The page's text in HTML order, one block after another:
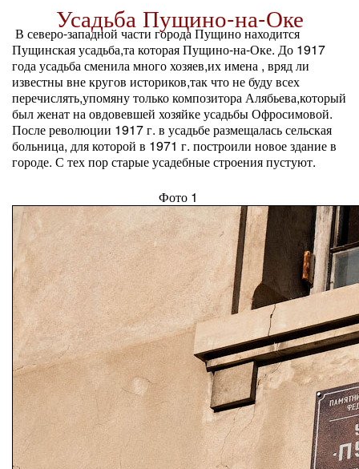
Усадьба Пущино-на-Оке
В северо-западной части города Пущино находится
Пущинская усадьба,та которая Пущино-на-Оке. До 1917
года усадьба сменила много хозяев,их имена , вряд ли
известны вне кругов историков,так что не буду всех
перечислять,упомяну только композитора Алябьева,который
был женат на овдовевшей хозяйке усадьбы Офросимовой.
После революции 1917 г. в усадьбе размещалась сельская
больница, для которой в 1971 г. построили новое здание в
городе. С тех пор старые усадебные строения пустуют.
Фото 1